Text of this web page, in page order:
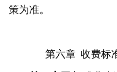
策为准。
第六章 收费标